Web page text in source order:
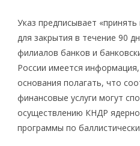
Указ предписывает
для закрытия в течение 90
филиалов банков и
России имеется
основания полагать, что
финансовые услуги могут
осуществлению КНДР
программы по